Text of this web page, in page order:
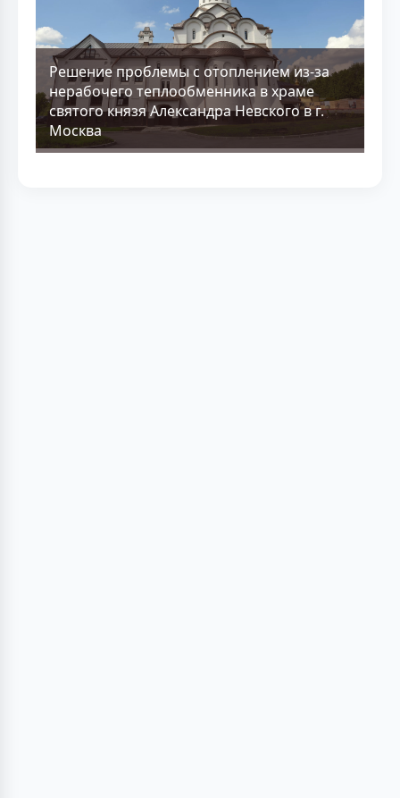
Решение проблемы с отоплением из-за
нерабочего теплообменника в храме
святого князя Александра Невского в г.
Москва